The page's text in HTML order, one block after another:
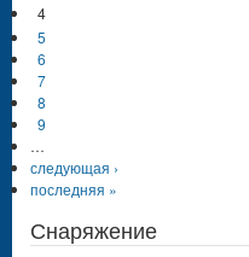
4
5
6
7
8
9
…
следующая ›
последняя »
Снаряжение